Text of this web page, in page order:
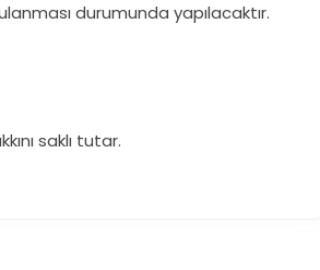
durumunda yapılacaktır.
saklı tutar.